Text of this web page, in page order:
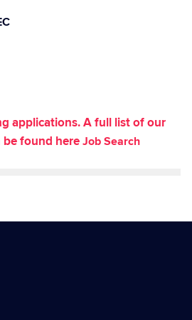
applications. A full list of our
be found hereJob Search